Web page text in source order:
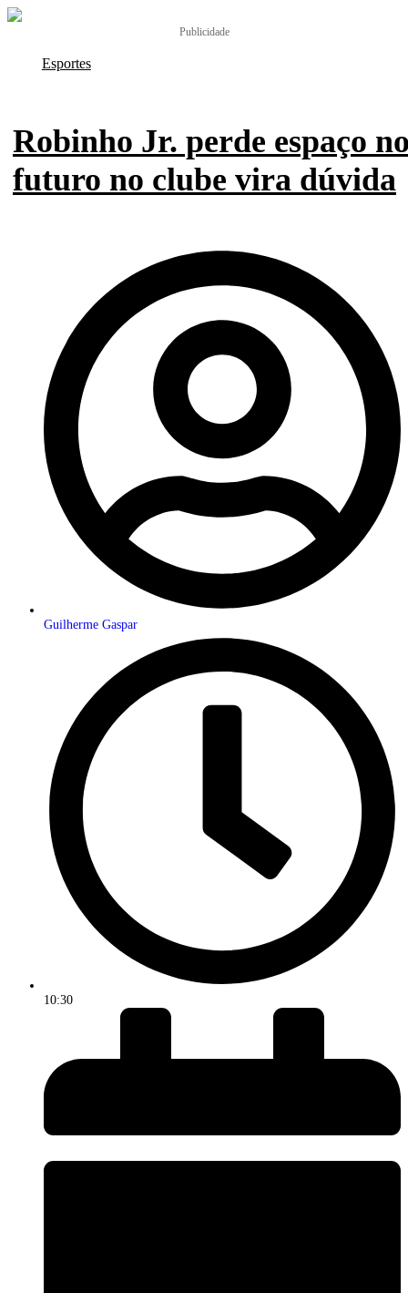
Publicidade
Esportes
Robinho Jr. perde espaço
futuro no clube vira dúvida
Guilherme Gaspar
10:30